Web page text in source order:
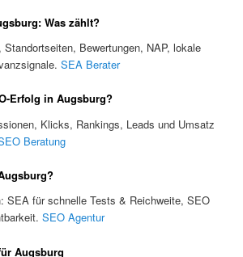
Was zählt?
Standortseiten, Bewertungen, NAP, lokale
SEA Berater
Erfolg in Augsburg?
Klicks, Rankings, Leads und Umsatz
Beratung
SEA für schnelle Tests & Reichweite, SEO
SEO Agentur
Augsburg